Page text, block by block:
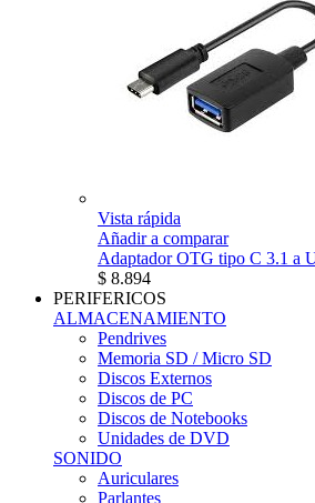
Vista rápida
Añadir a comparar
Adaptador OTG tipo C 3.1 a
$ 8.894
PERIFERICOS
ALMACENAMIENTO
Pendrives
Memoria SD / Micro SD
Discos Externos
Discos de PC
Discos de Notebooks
Unidades de DVD
SONIDO
Auriculares
Parlantes